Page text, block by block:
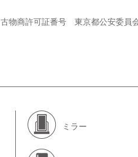
古物商許可証番号 東京都公安委員
ミラー